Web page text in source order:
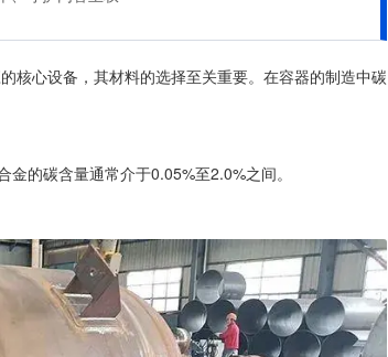
核心设备，其材料的选择至关重要。在容器的制造中碳
的碳含量通常介于0.05%至2.0%之间。